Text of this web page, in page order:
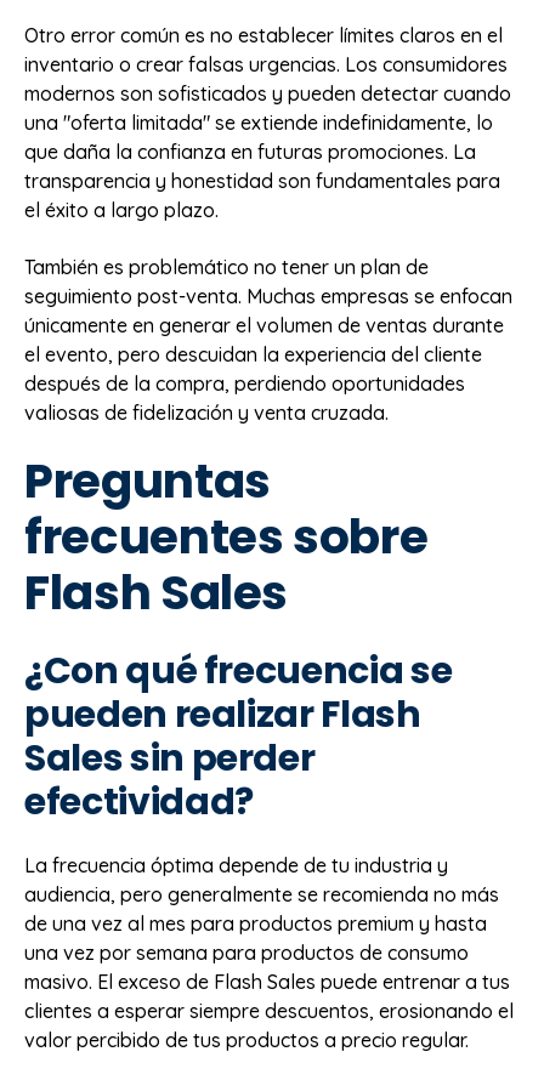
Otro error común es no establecer límites claros en el
inventario o crear falsas urgencias. Los consumidores
modernos son sofisticados y pueden detectar cuando
una "oferta limitada" se extiende indefinidamente, lo
que daña la confianza en futuras promociones. La
transparencia y honestidad son fundamentales para
el éxito a largo plazo.
También es problemático no tener un plan de
seguimiento post-venta. Muchas empresas se enfocan
únicamente en generar el volumen de ventas durante
el evento, pero descuidan la experiencia del cliente
después de la compra, perdiendo oportunidades
valiosas de fidelización y venta cruzada.
Preguntas
frecuentes sobre
Flash Sales
¿Con qué frecuencia se
pueden realizar Flash
Sales sin perder
efectividad?
La frecuencia óptima depende de tu industria y
audiencia, pero generalmente se recomienda no más
de una vez al mes para productos premium y hasta
una vez por semana para productos de consumo
masivo. El exceso de Flash Sales puede entrenar a tus
clientes a esperar siempre descuentos, erosionando el
valor percibido de tus productos a precio regular.